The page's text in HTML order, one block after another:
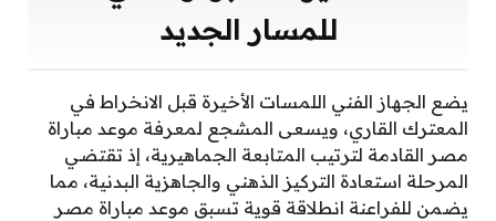
للمسار الجديد
يضع الجهاز الفني اللمسات الأخيرة قبل الانخراط في
المعترك القاري، ويسعى المشجع لمعرفة موعد مباراة
مصر القادمة لترتيب المتابعة الجماهيرية، إذ تقتضي
المرحلة استعادة التركيز الذهني والجاهزية البدنية، مما
يضمن للفراعنة انطلاقة قوية تسبق موعد مباراة مصر